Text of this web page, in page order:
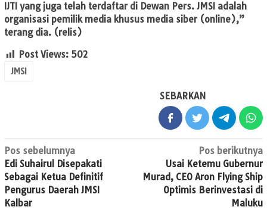
IJTI yang juga telah terdaftar di Dewan Pers. JMSI adalah
organisasi pemilik media khusus media siber (online),”
terang dia. (relis)
Post Views: 502
JMSI
SEBARKAN
Navigasi
pos
Pos sebelumnya
Edi Suhairul Disepakati
Sebagai Ketua Definitif
Pengurus Daerah JMSI
Kalbar
Pos berikutnya
Usai Ketemu Gubernur
Murad, CEO Aron Flying Ship
Optimis Berinvestasi di
Maluku